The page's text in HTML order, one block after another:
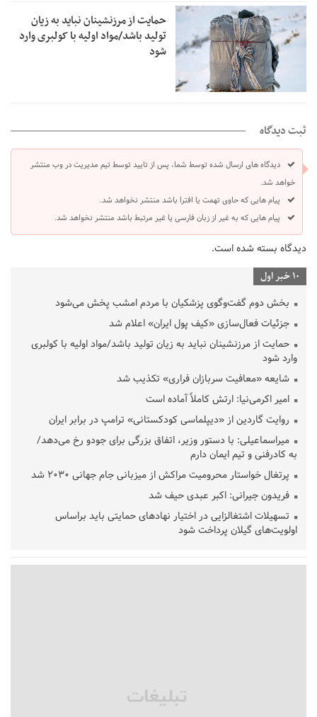
حمایت از مرزنشینان نباید به زیان
تولید باشد/مواد اولیه با کولبری وارد
شود
ثبت دیدگاه
دیدگاه های ارسال شده توسط شما، پس از تایید توسط تیم مدیریت در وب منتشر
خواهد شد.
پیام هایی که حاوی تهمت یا افترا باشد منتشر نخواهد شد.
پیام هایی که به غیر از زبان فارسی یا غیر مرتبط باشد منتشر نخواهد شد.
دیدگاه بسته شده است.
10 خبر اول
بخش دوم گفت‌وگوی پزشکیان با مردم امشب پخش می‌شود
جزئیات فعال‌سازی «کیف پول ایران» اعلام شد
حمایت از مرزنشینان نباید به زیان تولید باشد/مواد اولیه با کولبری
وارد شود
شایعه «معافیت سربازان فراری» تکذیب شد
امیر اکرمی‌نیا: ارتش کاملاً آماده است
روایت گاردین از «دیپلماسی کودکستانی» ترامپ در برابر ایران
میراسماعیلی: با دستور وزیر، اتفاق بزرگی برای جودو رخ می‌دهد/
به کادرفنی و تیم ایمان دارم
پرتغال خواستار محرومیت مراکش از میزبانی جام جهانی ۲۰۳۰ شد
فریدون جیرانی: اکبر عبدی حیف شد
تسهیلات اشتغالزایی در اختیار نهادهای حمایتی باید براساس
اولویت‌های گیلان پرداخت شود
قلعه‌نویی مشخص شد